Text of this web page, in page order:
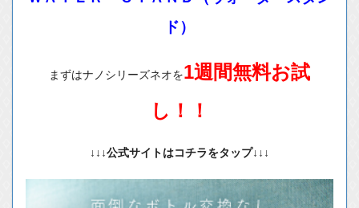
ド）
まずはナノシリーズネオを1週間無料お試
し！！
↓↓↓公式サイトはコチラをタップ↓↓↓